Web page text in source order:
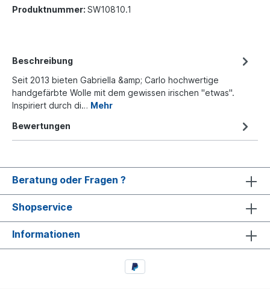
Produktnummer: SW10810.1
Beschreibung
Seit 2013 bieten Gabriella &amp; Carlo hochwertige
handgefärbte Wolle mit dem gewissen irischen "etwas".
Inspiriert durch di… Mehr
Bewertungen
Beratung oder Fragen ?
Shopservice
Informationen